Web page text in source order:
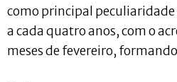
como principal peculiaridade
a cada quatro anos, com o
meses de fevereiro,